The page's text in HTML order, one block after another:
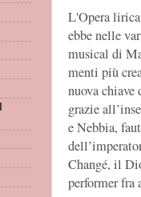
L'Opera
ebbe nelle
musical di
menti più
nuova
grazie
e Nebbia,
Changé, il
performer